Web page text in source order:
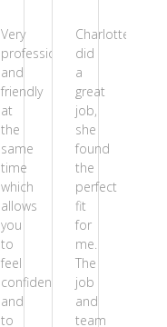
Very
professional
and
friendly
at
the
same
time
which
allows
you
to
feel
confident
and
to
Charlotte
did
a
great
job,
she
found
the
perfect
fit
for
me.
The
job
and
team